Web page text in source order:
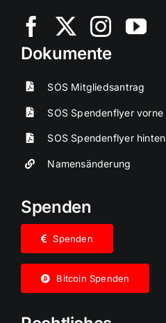
Dokumente
SOS Mitgliedsantrag
SOS Spendenflyer vorne
SOS Spendenflyer hinten
Namensänderung
Spenden
Spenden
Bitcoin Spenden